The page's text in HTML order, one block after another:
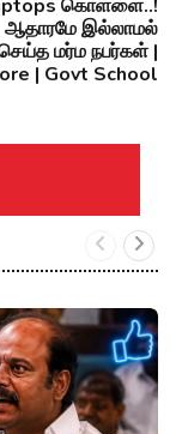
கொள்ளை..!
ஆதாரமே இல்லாமல்
மர்ம நபர்கள் |
| Govt School